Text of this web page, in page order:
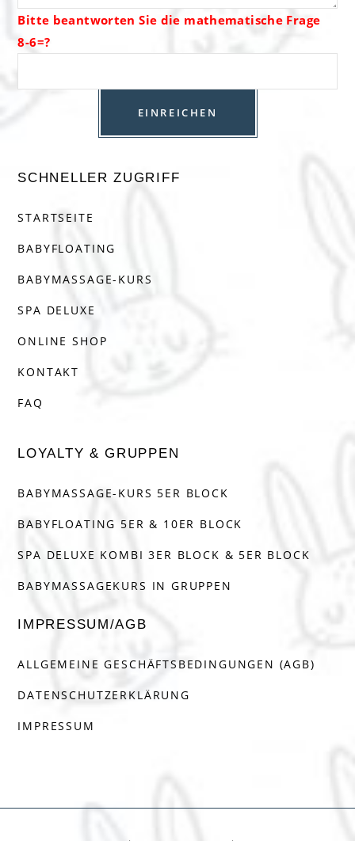
Bitte beantworten Sie die mathematische Frage
8-6=?
SCHNELLER ZUGRIFF
STARTSEITE
BABYFLOATING
BABYMASSAGE-KURS
SPA DELUXE
ONLINE SHOP
KONTAKT
FAQ
LOYALTY & GRUPPEN
BABYMASSAGE-KURS 5ER BLOCK
BABYFLOATING 5ER & 10ER BLOCK
SPA DELUXE KOMBI 3ER BLOCK & 5ER BLOCK
BABYMASSAGEKURS IN GRUPPEN
IMPRESSUM/AGB
ALLGEMEINE GESCHÄFTSBEDINGUNGEN (AGB)
DATENSCHUTZERKLÄRUNG
IMPRESSUM